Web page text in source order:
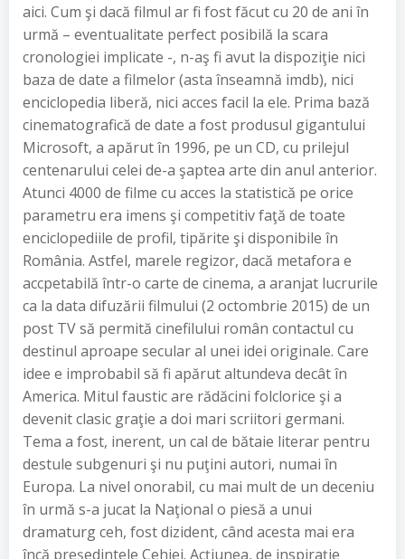
aici. Cum şi dacă filmul ar fi fost făcut cu 20 de ani în
urmă – eventualitate perfect posibilă la scara
cronologiei implicate -, n-aş fi avut la dispoziţie nici
baza de date a filmelor (asta înseamnă imdb), nici
enciclopedia liberă, nici acces facil la ele. Prima bază
cinematografică de date a fost produsul gigantului
Microsoft, a apărut în 1996, pe un CD, cu prilejul
centenarului celei de-a şaptea arte din anul anterior.
Atunci 4000 de filme cu acces la statistică pe orice
parametru era imens şi competitiv faţă de toate
enciclopediile de profil, tipărite şi disponibile în
România. Astfel, marele regizor, dacă metafora e
accpetabilă într-o carte de cinema, a aranjat lucrurile
ca la data difuzării filmului (2 octombrie 2015) de un
post TV să permită cinefilului român contactul cu
destinul aproape secular al unei idei originale. Care
idee e improbabil să fi apărut altundeva decât în
America. Mitul faustic are rădăcini folclorice şi a
devenit clasic graţie a doi mari scriitori germani.
Tema a fost, inerent, un cal de bătaie literar pentru
destule subgenuri şi nu puţini autori, numai în
Europa. La nivel onorabil, cu mai mult de un deceniu
în urmă s-a jucat la Naţional o piesă a unui
dramaturg ceh, fost dizident, când acesta mai era
încă preşedintele Cehiei. Acţiunea, de inspiraţie